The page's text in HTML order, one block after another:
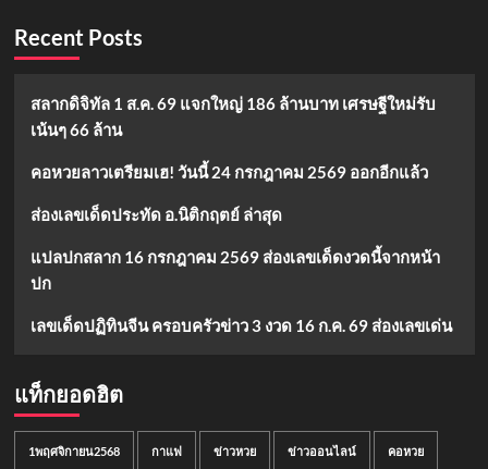
Recent Posts
สลากดิจิทัล 1 ส.ค. 69 แจกใหญ่ 186 ล้านบาท เศรษฐีใหม่รับ
เน้นๆ 66 ล้าน
คอหวยลาวเตรียมเฮ! วันนี้ 24 กรกฎาคม 2569 ออกอีกแล้ว
ส่องเลขเด็ดประทัด อ.นิติกฤตย์ ล่าสุด
แปลปกสลาก 16 กรกฎาคม 2569 ส่องเลขเด็ดงวดนี้จากหน้า
ปก
เลขเด็ดปฏิทินจีน ครอบครัวข่าว 3 งวด 16 ก.ค. 69 ส่องเลขเด่น
แท็กยอดฮิต
1พฤศจิกายน2568 กาแฟ ข่าวหวย ข่าวออนไลน์ คอหวย